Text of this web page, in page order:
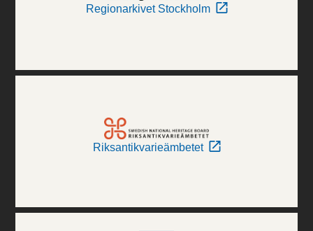
Regionarkivet Stockholm
Riksantikvarieämbetet